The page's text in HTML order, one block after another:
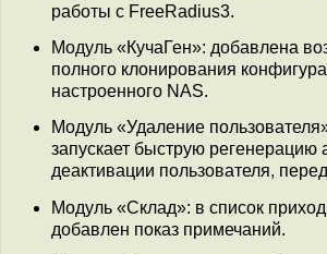
работы с FreeRadius3.
Модуль «КучаГен»: добавлена
полного клонирования
настроенного NAS.
Модуль «Удаление
запускает быструю регенерацию
деактивации пользователя,
Модуль «Склад»: в список
добавлен показ примечаний.